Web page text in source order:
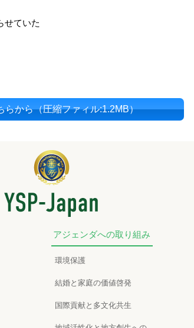
ていた
らから（圧縮ファィル:1.2MB）
アジェンダへの取り組み
環境保護
結婚と家庭の価値啓発
国際貢献と多文化共生